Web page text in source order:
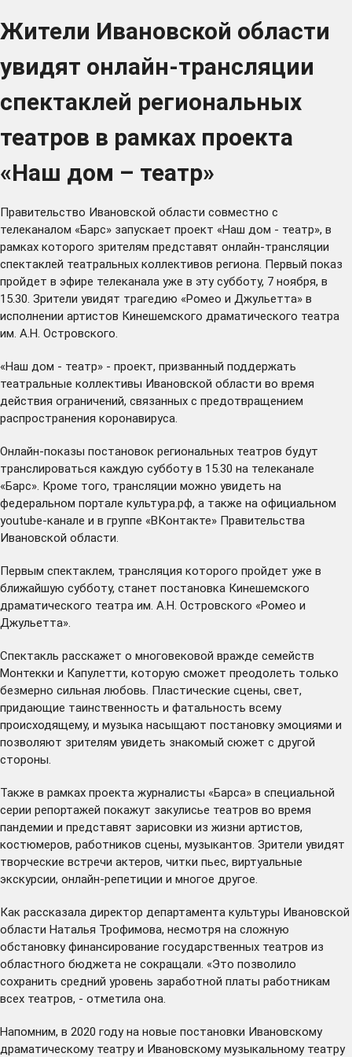
Жители Ивановской области
увидят онлайн-трансляции
спектаклей региональных
театров в рамках проекта
«Наш дом – театр»
Правительство Ивановской области совместно с
телеканалом «Барс» запускает проект «Наш дом - театр», в
рамках которого зрителям представят онлайн-трансляции
спектаклей театральных коллективов региона. Первый показ
пройдет в эфире телеканала уже в эту субботу, 7 ноября, в
15.30. Зрители увидят трагедию «Ромео и Джульетта» в
исполнении артистов Кинешемского драматического театра
им. А.Н. Островского.
«Наш дом - театр» - проект, призванный поддержать
театральные коллективы Ивановской области во время
действия ограничений, связанных с предотвращением
распространения коронавируса.
Онлайн-показы постановок региональных театров будут
транслироваться каждую субботу в 15.30 на телеканале
«Барс». Кроме того, трансляции можно увидеть на
федеральном портале культура.рф, а также на официальном
youtube-канале и в группе «ВКонтакте» Правительства
Ивановской области.
Первым спектаклем, трансляция которого пройдет уже в
ближайшую субботу, станет постановка Кинешемского
драматического театра им. А.Н. Островского «Ромео и
Джульетта».
Спектакль расскажет о многовековой вражде семейств
Монтекки и Капулетти, которую сможет преодолеть только
безмерно сильная любовь. Пластические сцены, свет,
придающие таинственность и фатальность всему
происходящему, и музыка насыщают постановку эмоциями и
позволяют зрителям увидеть знакомый сюжет с другой
стороны.
Также в рамках проекта журналисты «Барса» в специальной
серии репортажей покажут закулисье театров во время
пандемии и представят зарисовки из жизни артистов,
костюмеров, работников сцены, музыкантов. Зрители увидят
творческие встречи актеров, читки пьес, виртуальные
экскурсии, онлайн-репетиции и многое другое.
Как рассказала директор департамента культуры Ивановской
области Наталья Трофимова, несмотря на сложную
обстановку финансирование государственных театров из
областного бюджета не сокращали. «Это позволило
сохранить средний уровень заработной платы работникам
всех театров, - отметила она.
Напомним, в 2020 году на новые постановки Ивановскому
драматическому театру и Ивановскому музыкальному театру